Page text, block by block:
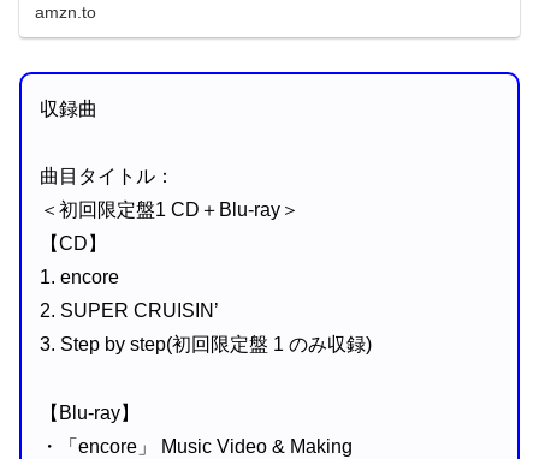
amzn.to
収録曲
曲目タイトル：
＜初回限定盤1 CD＋Blu-ray＞
【CD】
1. encore
2. SUPER CRUISIN’
3. Step by step(初回限定盤 1 のみ収録)
【Blu-ray】
・「encore」 Music Video & Making